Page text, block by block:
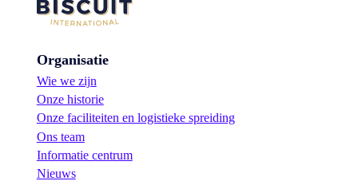
Organisatie
Wie we zijn
Onze historie
Onze faciliteiten en logistieke spreiding
Ons team
Informatie centrum
Nieuws